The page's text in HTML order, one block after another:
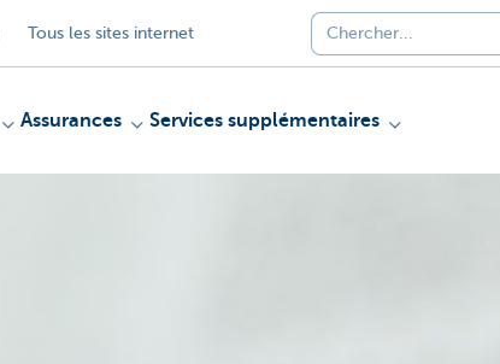
Tous les sites internet
Assurances Services supplémentaires